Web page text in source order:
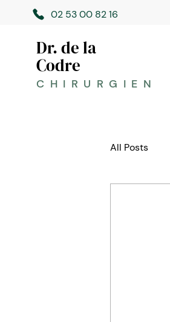
02 53 00 82 16
Dr. de la
Codre
CHIRURGIEN
All Posts